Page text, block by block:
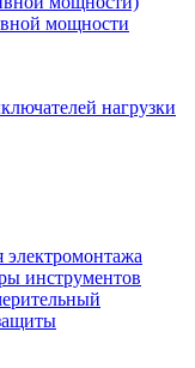
мощности
нагрузки
инструментов